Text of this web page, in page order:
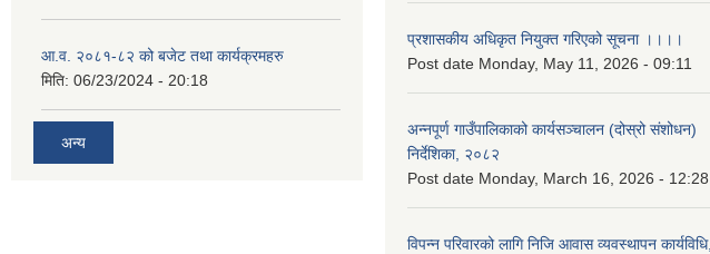
आ.व. २०८१-८२ को बजेट तथा कार्यक्रमहरु
मिति: 06/23/2024 - 20:18
अन्य
प्रशासकीय अधिकृत नियुक्त गरिएको सूचना ।।।।
Post date Monday, May 11, 2026 - 09:11
अन्नपूर्ण गाउँपालिकाको कार्यसञ्चालन (दोस्रो संशोधन)
निर्देशिका, २०८२
Post date Monday, March 16, 2026 - 12:28
विपन्न परिवारको लागि निजि आवास व्यवस्थापन कार्यविधि,